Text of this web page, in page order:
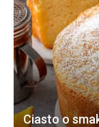
Ciasto o